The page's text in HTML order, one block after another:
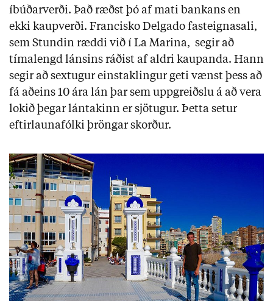
íbúðarverði. Það ræðst þó af mati bankans en
ekki kaupverði. Francisko Delgado fasteignasali,
sem Stundin ræddi við í La Marina, segir að
tímalengd lánsins ráðist af aldri kaupanda. Hann
segir að sextugur einstaklingur geti vænst þess að
fá aðeins 10 ára lán þar sem uppgreiðslu á að vera
lokið þegar lántakinn er sjötugur. Þetta setur
eftirlaunafólki þröngar skorður.